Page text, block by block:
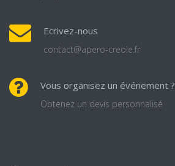
Ecrivez-nous
contact@apero-creole.fr
Vous organisez un événement ?
Obtenez un devis personnalisé